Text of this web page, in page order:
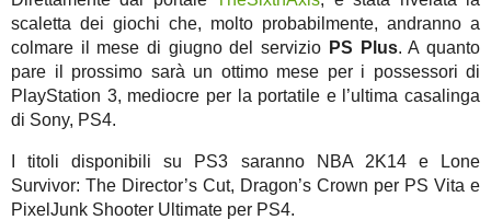
scaletta dei giochi che, molto probabilmente, andranno a
colmare il mese di giugno del servizio PS Plus. A quanto
pare il prossimo sarà un ottimo mese per i possessori di
PlayStation 3, mediocre per la portatile e l’ultima casalinga
di Sony, PS4.
I titoli disponibili su PS3 saranno NBA 2K14 e Lone
Survivor: The Director’s Cut, Dragon’s Crown per PS Vita e
PixelJunk Shooter Ultimate per PS4.